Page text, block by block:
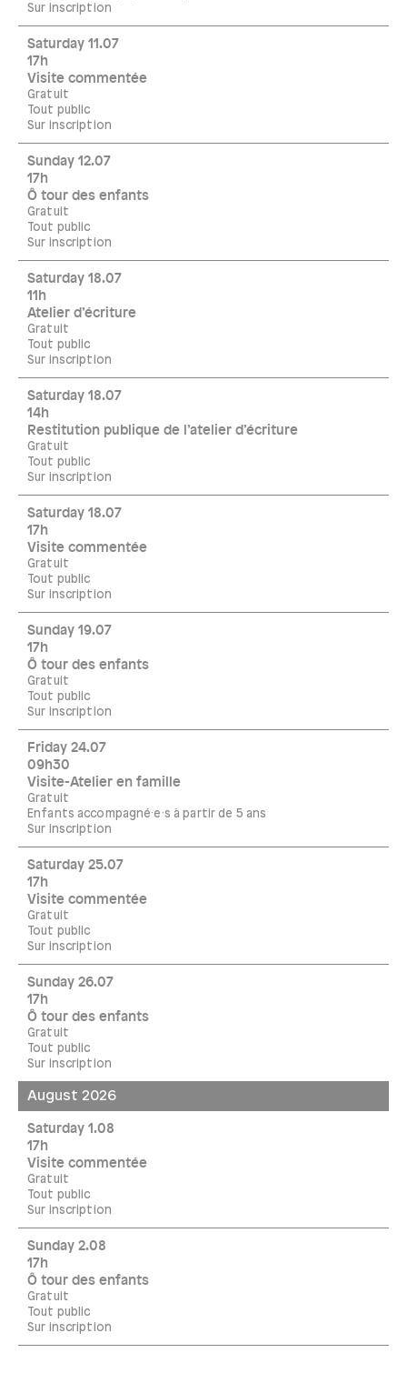
Sur inscription
Saturday 11.07
17h
Visite commentée
Gratuit
Tout public
Sur inscription
Sunday 12.07
17h
Ô tour des enfants
Gratuit
Tout public
Sur inscription
Saturday 18.07
11h
Atelier d’écriture
Gratuit
Tout public
Sur inscription
Saturday 18.07
14h
Restitution publique de l’atelier d’écriture
Gratuit
Tout public
Sur inscription
Saturday 18.07
17h
Visite commentée
Gratuit
Tout public
Sur inscription
Sunday 19.07
17h
Ô tour des enfants
Gratuit
Tout public
Sur inscription
Friday 24.07
09h30
Visite-Atelier en famille
Gratuit
Enfants accompagné·e·s à partir de 5 ans
Sur inscription
Saturday 25.07
17h
Visite commentée
Gratuit
Tout public
Sur inscription
Sunday 26.07
17h
Ô tour des enfants
Gratuit
Tout public
Sur inscription
August 2026
Saturday 1.08
17h
Visite commentée
Gratuit
Tout public
Sur inscription
Sunday 2.08
17h
Ô tour des enfants
Gratuit
Tout public
Sur inscription